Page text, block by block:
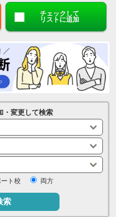
チェックして
リストに追加
・変更して検索
ト校 両方
索